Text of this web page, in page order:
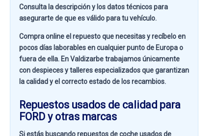
Consulta la descripción y los datos técnicos para
asegurarte de que es válido para tu vehículo.
Compra online el repuesto que necesitas y recíbelo en
pocos días laborables en cualquier punto de Europa o
fuera de ella. EnValdizarbetrabajamos únicamente
con despieces y talleres especializados que garantizan
la calidad y el correcto estado de los recambios.
Repuestos usados de calidad para
FORD y otras marcas
Si estás buscandorepuestos de coche usados de